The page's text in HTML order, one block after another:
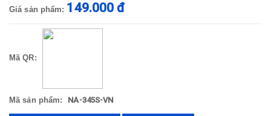
Giá sản phẩm: 149.000 đ
Mã QR:
Mã sản phẩm: NA-345S-VN